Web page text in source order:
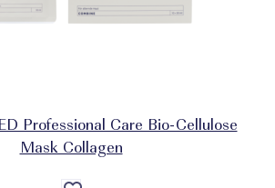
Professional Care Bio-Cellulose
Mask Collagen